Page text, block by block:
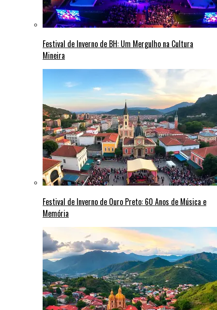
Festival de Inverno de BH: Um Mergulho na Cultura
Mineira
Festival de Inverno de Ouro Preto: 60 Anos de Música e
Memória